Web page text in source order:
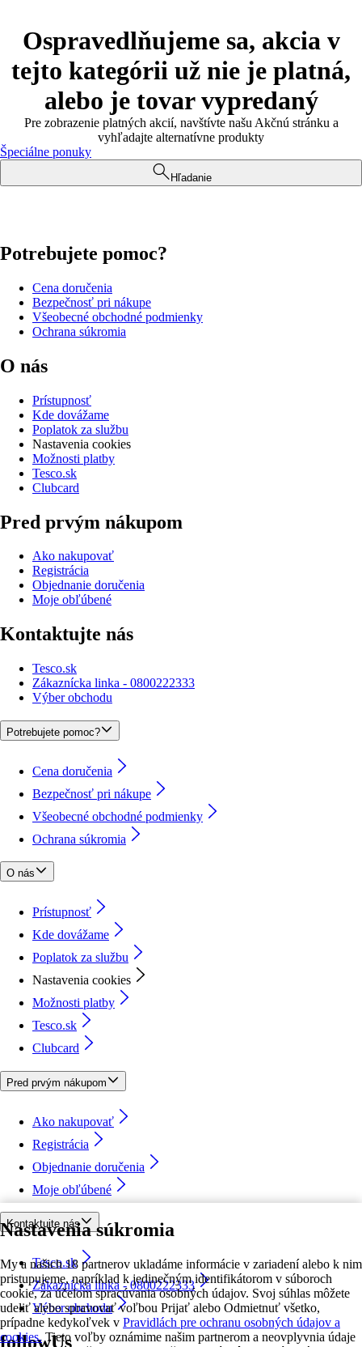
Nastavenia súkromia
My a našich 18 partnerov ukladáme informácie v zariadení alebo k nim
pristupujeme, napríklad k jedinečným identifikátorom v súboroch
cookie, za účelom spracúvania osobných údajov. Svoj súhlas môžete
udeliť alebo spravovať voľbou Prijať alebo Odmietnuť všetko,
prípadne kedykoľvek v Pravidlách pre ochranu osobných údajov a
cookies. Tieto voľby oznámime našim partnerom a neovplyvnia údaje
Ospravedlňujeme sa, akcia v
tejto kategórii už nie je platná,
alebo je tovar vypredaný
Pre zobrazenie platných akcií, navštívte našu Akčnú stránku a
vyhľadajte alternatívne produkty
Špeciálne ponuky
Hľadanie
Potrebujete pomoc?
Cena doručenia
Bezpečnosť pri nákupe
Všeobecné obchodné podmienky
Ochrana súkromia
O nás
Prístupnosť
Kde dovážame
Poplatok za službu
Nastavenia cookies
Možnosti platby
Tesco.sk
Clubcard
Pred prvým nákupom
Ako nakupovať
Registrácia
Objednanie doručenia
Moje obľúbené
Kontaktujte nás
Tesco.sk
Zákaznícka linka - 0800222333
Výber obchodu
Potrebujete pomoc?
Cena doručenia
Bezpečnosť pri nákupe
Všeobecné obchodné podmienky
Ochrana súkromia
O nás
Prístupnosť
Kde dovážame
Poplatok za službu
Nastavenia cookies
Možnosti platby
Tesco.sk
Clubcard
Pred prvým nákupom
Ako nakupovať
Registrácia
Objednanie doručenia
Moje obľúbené
Kontaktujte nás
Tesco.sk
Zákaznícka linka - 0800222333
Výber obchodu
followUs